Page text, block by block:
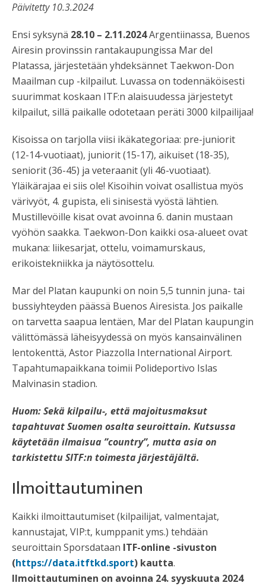
Päivitetty 10.3.2024
Ensi syksynä 28.10 – 2.11.2024Argentiinassa, Buenos
Airesin provinssin rantakaupungissa Mar del
Platassa, järjestetään yhdeksännet Taekwon-Don
Maailman cup -kilpailut. Luvassa on todennäköisesti
suurimmat koskaan ITF:n alaisuudessa järjestetyt
kilpailut, sillä paikalle odotetaan peräti 3000 kilpailijaa!
Kisoissa on tarjolla viisi ikäkategoriaa: pre-juniorit
(12-14-vuotiaat), juniorit (15-17), aikuiset (18-35),
seniorit (36-45) ja veteraanit (yli 46-vuotiaat).
Yläikärajaa ei siis ole! Kisoihin voivat osallistua myös
värivyöt, 4. gupista, eli sinisestä vyöstä lähtien.
Mustillevöille kisat ovat avoinna 6. danin mustaan
vyöhön saakka. Taekwon-Don kaikki osa-alueet ovat
mukana: liikesarjat, ottelu, voimamurskaus,
erikoistekniikka ja näytösottelu.
Mar del Platan kaupunki on noin 5,5 tunnin juna- tai
bussiyhteyden päässä Buenos Airesista. Jos paikalle
on tarvetta saapua lentäen, Mar del Platan kaupungin
välittömässä läheisyydessä on myös kansainvälinen
lentokenttä, Astor Piazzolla International Airport.
Tapahtumapaikkana toimii Polideportivo Islas
Malvinasin stadion.
Huom: Sekä kilpailu-, että majoitusmaksut
tapahtuvat Suomen osalta seuroittain. Kutsussa
käytetään ilmaisua ”country”, mutta asia on
tarkistettu SITF:n toimesta järjestäjältä.
Ilmoittautuminen
Kaikki ilmoittautumiset (kilpailijat, valmentajat,
kannustajat, VIP:t, kumppanit yms.) tehdään
seuroittain Sporsdataan ITF-online -sivuston
(https://data.itftkd.sport) kautta.
Ilmoittautuminen on avoinna 24. syyskuuta 2024